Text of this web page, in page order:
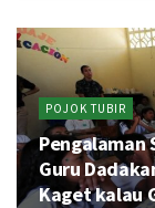
POJOK TUBIR
Pengalaman
Guru
Kaget kalau